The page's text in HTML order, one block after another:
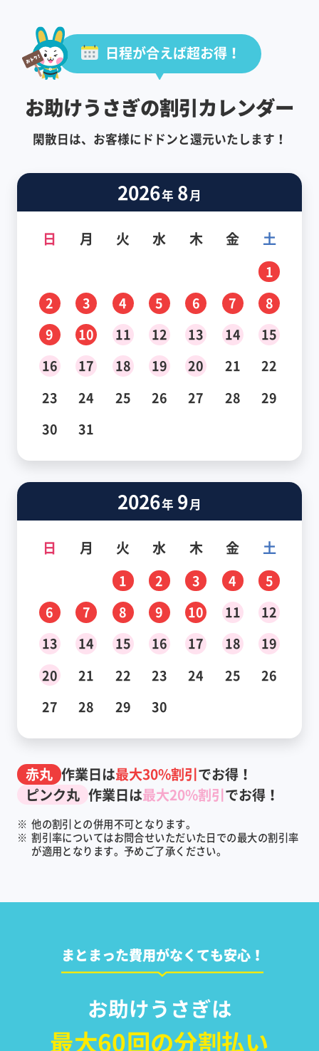
日程が合えば超お得！
お助けうさぎの割引カレンダー
閑散日は、お客様にドドンと還元いたします！
2026年 8月
日 月 火 水 木 金 土
1
2
3 4 5 6 7
8
9
10 11 12 13 14
15
16
17 18 19 20 21
22
23
24 25 26 27 28
29
30
31
2026年 9月
日 月 火 水 木 金 土
1 2 3 4
5
6
7 8 9 10 11
12
13
14 15 16 17 18
19
20
21 22 23 24 25
26
27
28 29 30
赤丸 作業日は最大30%割引でお得！
ピンク丸 作業日は最大20%割引でお得！
※ 他の割引との併用不可となります。
※ 割引率についてはお問合せいただいた日での最大の割引率
が適用となります。予めご了承ください。
まとまった費用がなくても安心！
お助けうさぎは
最大60回の分割払い